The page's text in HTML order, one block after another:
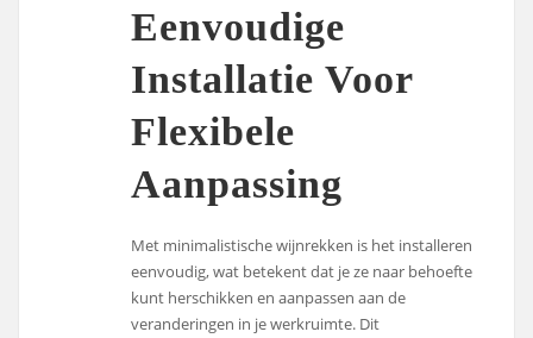
Eenvoudige
Installatie Voor
Flexibele
Aanpassing
Met minimalistische wijnrekken is het installeren
eenvoudig, wat betekent dat je ze naar behoefte
kunt herschikken en aanpassen aan de
veranderingen in je werkruimte. Dit